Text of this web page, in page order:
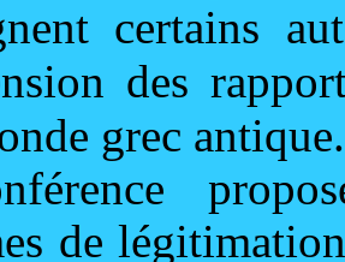
certains
des
grec antique.
de